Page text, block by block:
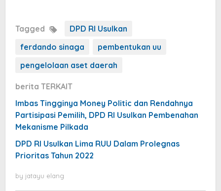
Tagged
DPD RI Usulkan
ferdando sinaga
pembentukan uu
pengelolaan aset daerah
berita TERKAIT
Imbas Tingginya Money Politic dan Rendahnya
Partisipasi Pemilih, DPD RI Usulkan Pembenahan
Mekanisme Pilkada
DPD RI Usulkan Lima RUU Dalam Prolegnas
Prioritas Tahun 2022
by jatayu elang